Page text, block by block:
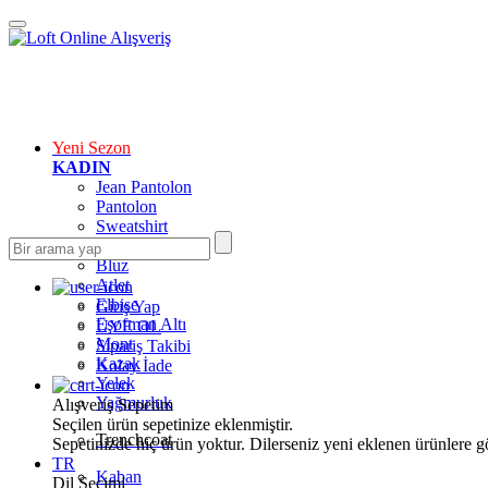
Yeni Sezon
KADIN
Jean Pantolon
Pantolon
Sweatshirt
Gömlek
Bluz
Atlet
Elbise
Eşofman Altı
Mont
Kazak
Yelek
Yağmurluk
Trenchcoat
Kaban
Giriş Yap
ÜYE OL
Sipariş Takibi
Kolay İade
Alışveriş Sepetim
Seçilen ürün sepetinize eklenmiştir.
Sepetinizde hiç ürün yoktur. Dilerseniz yeni eklenen ürünlere
TR
Dil Seçimi